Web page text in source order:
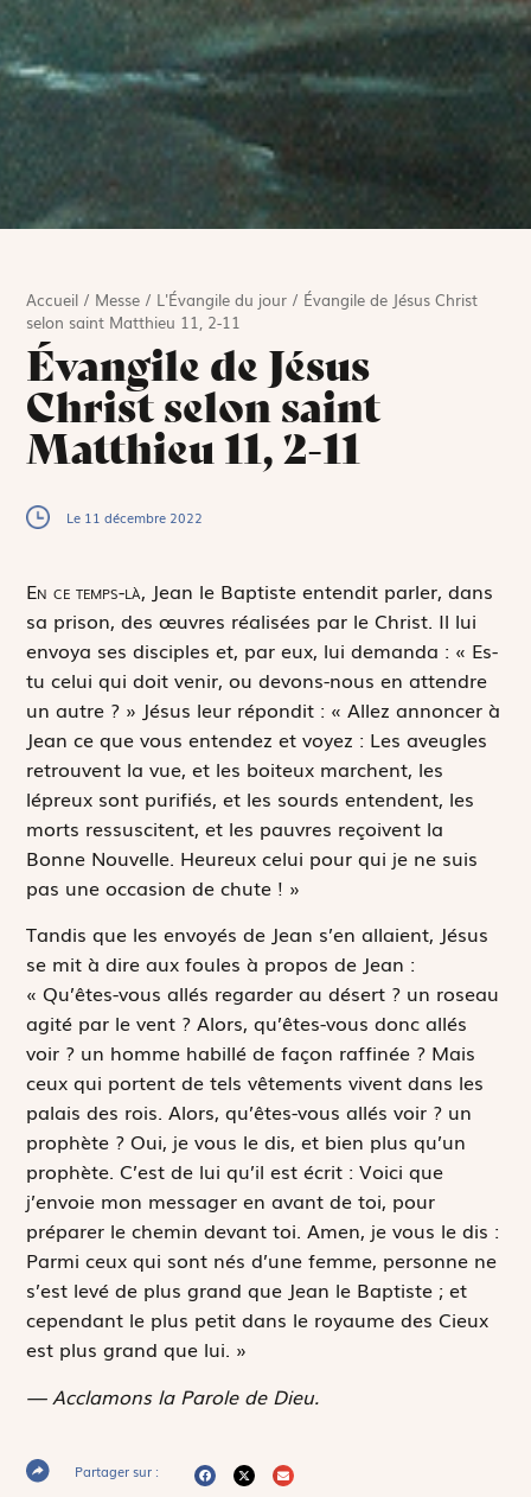
Accueil / Messe / L'Évangile du jour / Évangile de Jésus Christ
selon saint Matthieu 11, 2-11
Évangile de Jésus
Christ selon saint
Matthieu 11, 2-11
Le 11 décembre 2022
En ce temps-là, Jean le Baptiste entendit parler, dans
sa prison, des œuvres réalisées par le Christ. Il lui
envoya ses disciples et, par eux, lui demanda : « Es-
tu celui qui doit venir, ou devons-nous en attendre
un autre ? » Jésus leur répondit : « Allez annoncer à
Jean ce que vous entendez et voyez : Les aveugles
retrouvent la vue, et les boiteux marchent, les
lépreux sont purifiés, et les sourds entendent, les
morts ressuscitent, et les pauvres reçoivent la
Bonne Nouvelle. Heureux celui pour qui je ne suis
pas une occasion de chute ! »
Tandis que les envoyés de Jean s’en allaient, Jésus
se mit à dire aux foules à propos de Jean :
« Qu’êtes-vous allés regarder au désert ? un roseau
agité par le vent ? Alors, qu’êtes-vous donc allés
voir ? un homme habillé de façon raffinée ? Mais
ceux qui portent de tels vêtements vivent dans les
palais des rois. Alors, qu’êtes-vous allés voir ? un
prophète ? Oui, je vous le dis, et bien plus qu’un
prophète. C’est de lui qu’il est écrit :Voici que
j’envoie mon messager en avant de toi, pour
préparer le chemin devant toi. Amen, je vous le dis :
Parmi ceux qui sont nés d’une femme, personne ne
s’est levé de plus grand que Jean le Baptiste ; et
cependant le plus petit dans le royaume des Cieux
est plus grand que lui. »
— Acclamons la Parole de Dieu.
Partager sur :